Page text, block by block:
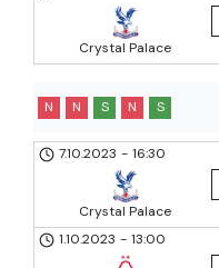
Crystal Palace
N N S N S
7.10.2023 - 16:30
Crystal Palace
1.10.2023 - 13:00